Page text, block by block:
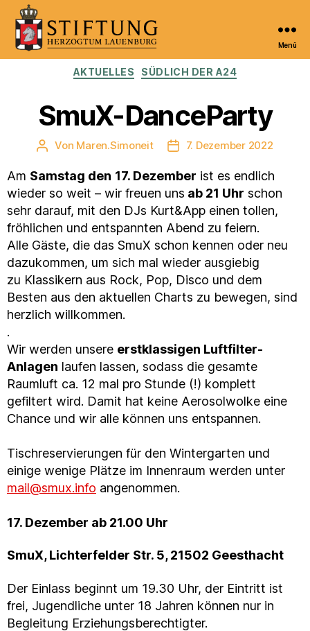
Kulturportal
Herzogtum
Lauenburg
Menü
Kategorien
AKTUELLES SÜDLICH DER A24
SmuX-DanceParty
Beitragsautor
Von Maren.Simoneit Veröffentlichungsdatum
7. Dezember 2022
Am Samstag den 17. Dezember ist es endlich
wieder so weit – wir freuen uns ab 21 Uhr schon
sehr darauf, mit den DJs Kurt&App einen tollen,
fröhlichen und entspannten Abend zu feiern.
Alle Gäste, die das SmuX schon kennen oder neu
dazukommen, um sich mal wieder ausgiebig
zu Klassikern aus Rock, Pop, Disco und dem
Besten aus den aktuellen Charts zu bewegen, sind
herzlich willkommen.
.
Wir werden unsere erstklassigen Luftfilter-
Anlagen laufen lassen, sodass die gesamte
Raumluft ca. 12 mal pro Stunde (!) komplett
gefiltert wird. Damit hat keine Aerosolwolke eine
Chance und wir alle können uns entspannen.
Tischreservierungen für den Wintergarten und
einige wenige Plätze im Innenraum werden unter
mail@smux.info angenommen.
17. Dezember ab 21.00 Uhr
SmuX, Lichterfelder Str. 5, 21502 Geesthacht
Der Einlass beginnt um 19.30 Uhr, der Eintritt ist
frei, Jugendliche unter 18 Jahren können nur in
Begleitung Erziehungsberechtigter.